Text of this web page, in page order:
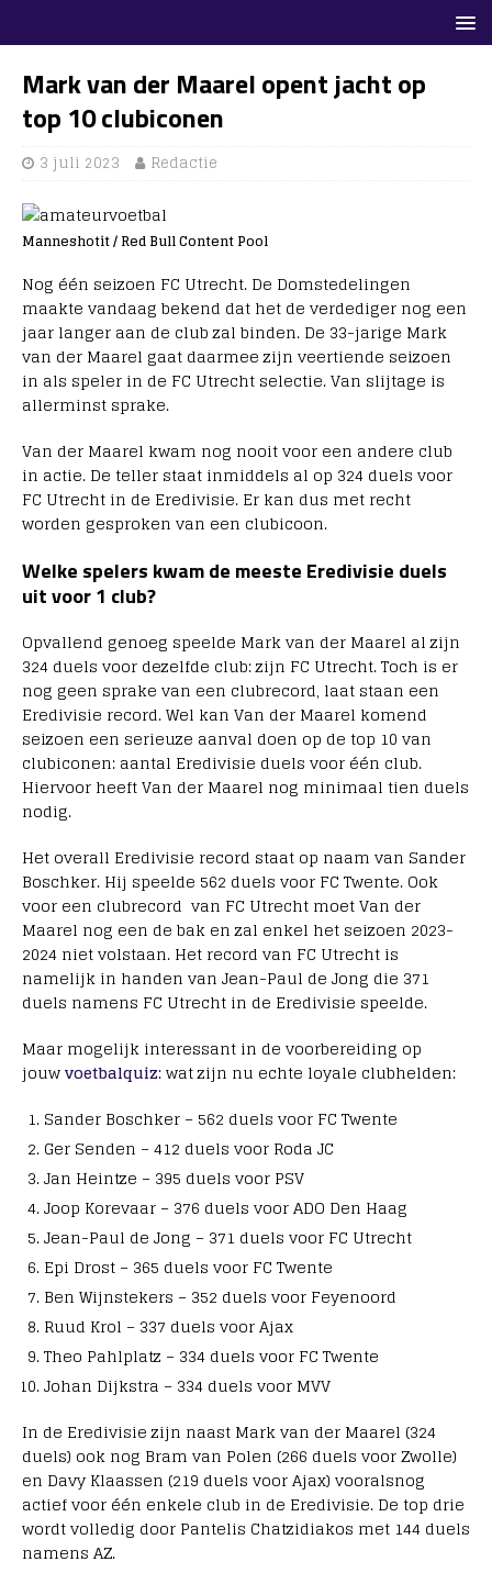
Mark van der Maarel opent jacht op
top 10 clubiconen
3 juli 2023 Redactie
Manneshotit / Red Bull Content Pool
Nog één seizoen FC Utrecht. De Domstedelingen
maakte vandaag bekend dat het de verdediger nog een
jaar langer aan de club zal binden. De 33-jarige Mark
van der Maarel gaat daarmee zijn veertiende seizoen
in als speler in de FC Utrecht selectie. Van slijtage is
allerminst sprake.
Van der Maarel kwam nog nooit voor een andere club
in actie. De teller staat inmiddels al op 324 duels voor
FC Utrecht in de Eredivisie. Er kan dus met recht
worden gesproken van een clubicoon.
Welke spelers kwam de meeste Eredivisie duels
uit voor 1 club?
Opvallend genoeg speelde Mark van der Maarel al zijn
324 duels voor dezelfde club: zijn FC Utrecht. Toch is er
nog geen sprake van een clubrecord, laat staan een
Eredivisie record. Wel kan Van der Maarel komend
seizoen een serieuze aanval doen op de top 10 van
clubiconen: aantal Eredivisie duels voor één club.
Hiervoor heeft Van der Maarel nog minimaal tien duels
nodig.
Het overall Eredivisie record staat op naam van Sander
Boschker. Hij speelde 562 duels voor FC Twente. Ook
voor een clubrecord van FC Utrecht moet Van der
Maarel nog een de bak en zal enkel het seizoen 2023-
2024 niet volstaan. Het record van FC Utrecht is
namelijk in handen van Jean-Paul de Jong die 371
duels namens FC Utrecht in de Eredivisie speelde.
Maar mogelijk interessant in de voorbereiding op
jouwvoetbalquiz: wat zijn nu echte loyale clubhelden:
Sander Boschker – 562 duels voor FC Twente
Ger Senden – 412 duels voor Roda JC
Jan Heintze – 395 duels voor PSV
Joop Korevaar – 376 duels voor ADO Den Haag
Jean-Paul de Jong – 371 duels voor FC Utrecht
Epi Drost – 365 duels voor FC Twente
Ben Wijnstekers – 352 duels voor Feyenoord
Ruud Krol – 337 duels voor Ajax
Theo Pahlplatz – 334 duels voor FC Twente
Johan Dijkstra – 334 duels voor MVV
In de Eredivisie zijn naast Mark van der Maarel (324
duels) ook nog Bram van Polen (266 duels voor Zwolle)
en Davy Klaassen (219 duels voor Ajax) vooralsnog
actief voor één enkele club in de Eredivisie. De top drie
wordt volledig door Pantelis Chatzidiakos met 144 duels
namens AZ.